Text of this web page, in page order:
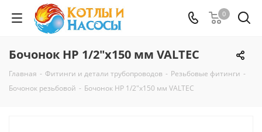
0
Бочонок НР 1/2"x150 мм VALTEC
Главная - Фитинги и детали трубопроводов - Резьбовые фитинги -
Бочонок резьбовой - Бочонок НР 1/2"x150 мм VALTEC